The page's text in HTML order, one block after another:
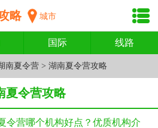
略 城市
国际 线路
南夏令营> 湖南夏令营攻略
夏令营攻略
令营哪个机构好点？优质机构介